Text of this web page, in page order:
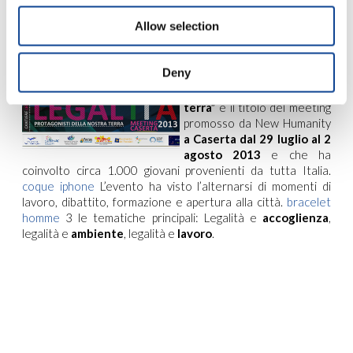
Allow selection
Deny
Protagonisti della nostra terra
“Protagonisti della nostra
terra”è il titolo del meeting
promosso da New Humanity
a Caserta dal 29 luglio al 2
agosto 2013 e che ha
coinvolto circa 1.000 giovani provenienti da tutta Italia.
coque iphone L’evento ha visto l’alternarsi di momenti di
lavoro, dibattito, formazione e apertura alla città. bracelet
homme 3 le tematiche principali: Legalità e accoglienza,
legalità e ambiente, legalità e lavoro.